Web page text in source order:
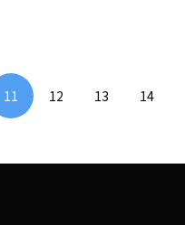
11 12 13 14